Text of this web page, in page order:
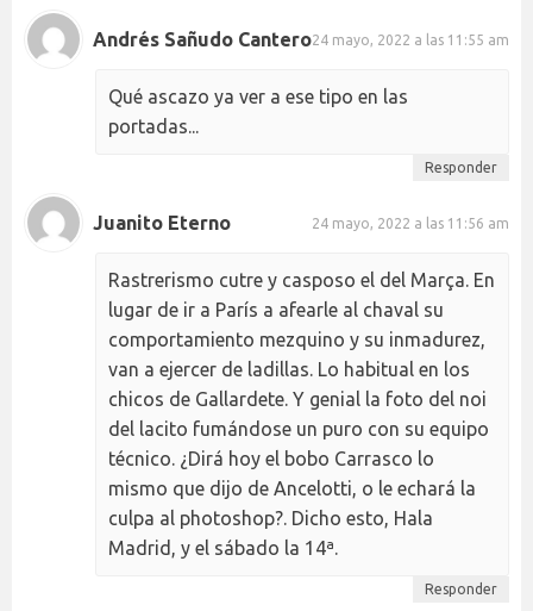
Andrés Sañudo Cantero24 mayo, 2022 a las 11:55 am
Qué ascazo ya ver a ese tipo en las
portadas...
Responder
Juanito Eterno 24 mayo, 2022 a las 11:56 am
Rastrerismo cutre y casposo el del Marça. En
lugar de ir a París a afearle al chaval su
comportamiento mezquino y su inmadurez,
van a ejercer de ladillas. Lo habitual en los
chicos de Gallardete. Y genial la foto del noi
del lacito fumándose un puro con su equipo
técnico. ¿Dirá hoy el bobo Carrasco lo
mismo que dijo de Ancelotti, o le echará la
culpa al photoshop?. Dicho esto, Hala
Madrid, y el sábado la 14ª.
Responder